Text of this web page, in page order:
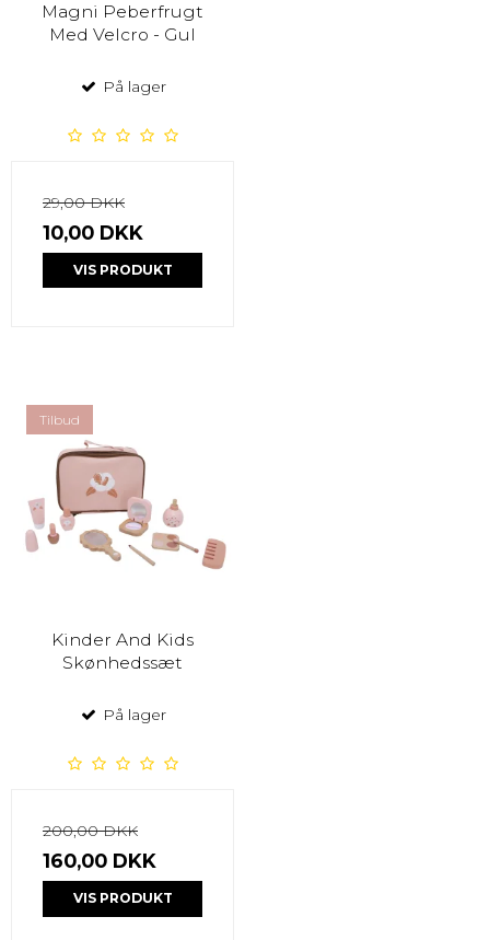
Magni Peberfrugt
Med Velcro - Gul
På lager
29,00 DKK
10,00 DKK
VIS PRODUKT
Tilbud
Kinder And Kids
Skønhedssæt
På lager
200,00 DKK
160,00 DKK
VIS PRODUKT